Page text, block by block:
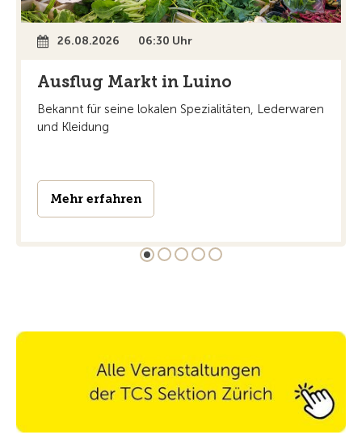
26.08.2026 06:30 Uhr
Ausflug Markt in Luino
Bekannt für seine lokalen Spezialitäten, Lederwaren
und Kleidung
Mehr erfahren